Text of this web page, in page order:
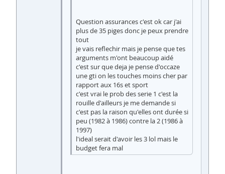
Question assurances c'est ok car j'ai
plus de 35 piges donc je peux prendre
tout
je vais reflechir mais je pense que tes
arguments m'ont beaucoup aidé
c'est sur que deja je pense d'occaze
une gti on les touches moins cher par
rapport aux 16s et sport
c'est vrai le prob des serie 1 c'est la
rouille d'ailleurs je me demande si
c'est pas la raison qu'elles ont durée si
peu (1982 à 1986) contre la 2 (1986 à
1997)
l'ideal serait d'avoir les 3 lol mais le
budget fera mal